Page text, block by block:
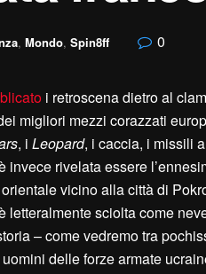
, Mondo, Spin8ff 0
i retroscena dietro al
migliori mezzi corazzati
, i Leopard, i caccia, i missili
invece rivelata essere
vicino alla città di
sciolta come
– come vedremo tra
delle forze armate